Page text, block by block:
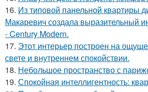
16. Из типовой панельной квартиры
Макаревич создала выразительный
- Century Modern.
17. Этот интерьер построен на
свете и внутреннем спокойствии.
18. Небольшое пространство с
19. Спокойная интеллигентность: